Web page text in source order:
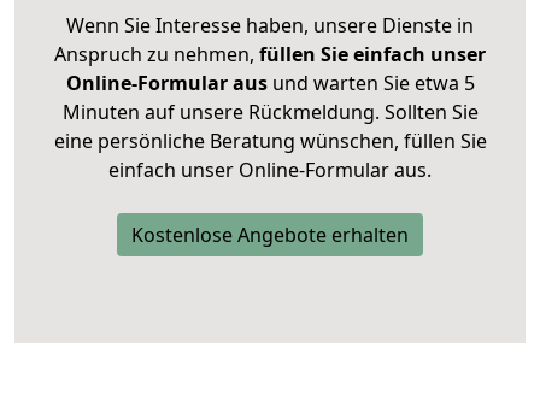
Wenn Sie Interesse haben, unsere Dienste in
Anspruch zu nehmen, füllen Sie einfach unser
Online-Formular ausund warten Sie etwa 5
Minuten auf unsere Rückmeldung. Sollten Sie
eine persönliche Beratung wünschen, füllen Sie
einfach unser Online-Formular aus.
Kostenlose Angebote erhalten